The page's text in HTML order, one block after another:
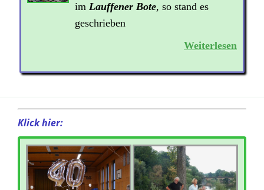
imLauffener Bote, so stand es
geschrieben
Weiterlesen
Klick hier: